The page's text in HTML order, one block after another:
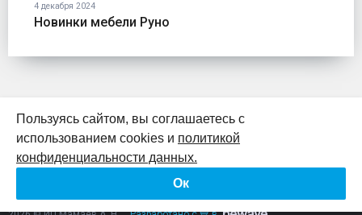
Пользуясь сайтом, вы соглашаетесь с
использованием cookies и политикой
конфиденциальности данных.
Ок
4 декабря 2024
Новинки мебели Руно
К началу страницы
Согласие на обработку персональных данных